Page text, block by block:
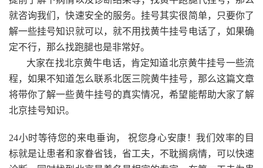
就咨询我们，快速安全的服务。挂号其实很简单，只要你了
解一些挂号知识就可以，就不用找黄牛挂号电话了，如果确
定不行，那么找跑腿也是非常好。
大家在找北京黄牛电话，肯定知道北京黄牛挂号一些流
程，如果不知道怎么联系北医三院黄牛挂号，那么这篇文章
将带你了解一些黄牛挂号的真实情况，希望能帮助大家了解
北京挂号知识。
24小时等待您的来电垂询， 祝您身心安康！我们效率的目
标就是让患者和家眷省钱，省工夫，不耽搁病情，可以快速